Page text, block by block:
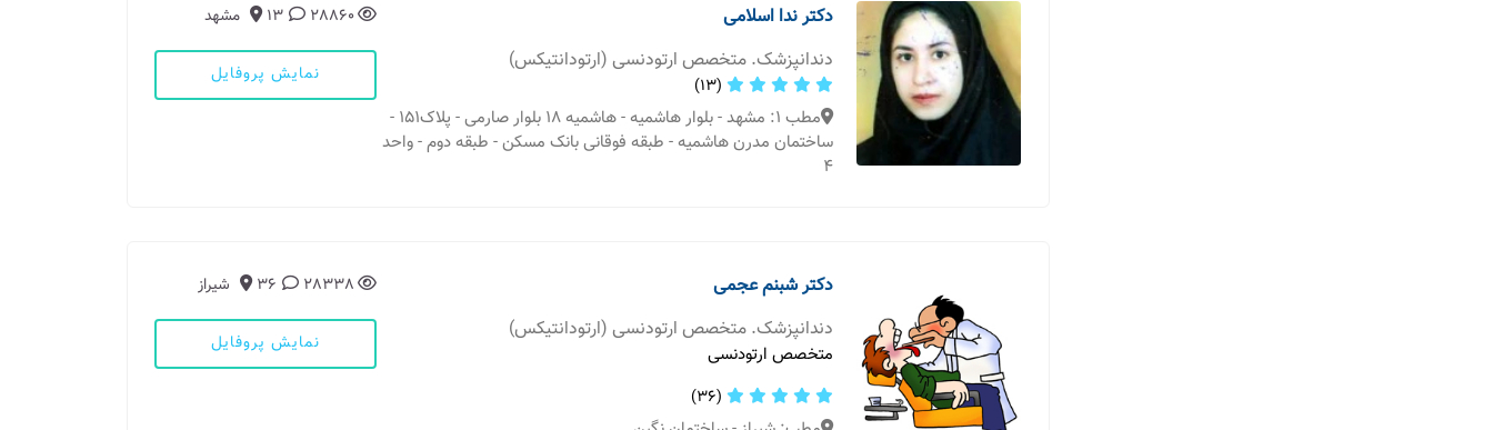
دکتر ندا اسلامی
دندانپزشک. متخصص ارتودنسی (ارتودانتیکس)
(13)
مطب 1: مشهد - بلوار هاشمیه - هاشمیه 18 بلوار صارمی - پلاک151 -
ساختمان مدرن هاشمیه - طبقه فوقانی بانک مسکن - طبقه دوم - واحد
4
28860
13 مشهد
نمایش پروفایل
دکتر شبنم عجمی
دندانپزشک. متخصص ارتودنسی (ارتودانتیکس)
متخصص ارتودنسی
(36)
28338
36 شیراز
نمایش پروفایل